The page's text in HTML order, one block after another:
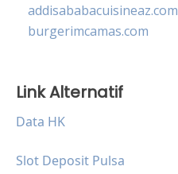
addisababacuisineaz.com
burgerimcamas.com
Link Alternatif
Data HK
Slot Deposit Pulsa